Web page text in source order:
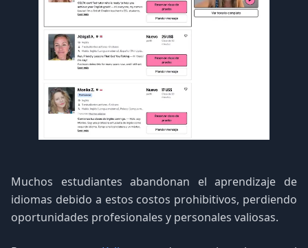
Muchos estudiantes abandonan el aprendizaje de
idiomas debido a estos costos prohibitivos, perdiendo
oportunidades profesionales y personales valiosas.